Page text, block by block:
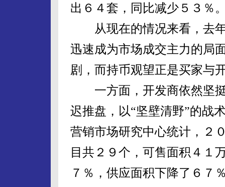
出６４套，同比减少５３％
从现在的情况来看，去年
迅速成为市场成交主力的局
剧，而持币观望正是买家与
一方面，开发商依然坚挺
迟推盘，以“坚壁清野”的战
营销市场研究中心统计，２
目共２９个，可售面积４１
７％，供应面积下降了６７